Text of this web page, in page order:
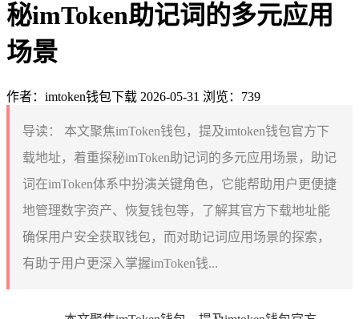
秘imToken助记词的多元应用
场景
作者：imtoken钱包下载 2026-05-31 浏览：739
导读：
本文聚焦imToken钱包，提及imtoken钱包官方下
载地址，着重探秘imToken助记词的多元应用场景，助记
词在imToken体系中扮演关键角色，它能帮助用户更便捷
地管理数字资产、恢复钱包等，了解其官方下载地址能
确保用户安全获取钱包，而对助记词应用场景的探索，
有助于用户更深入掌握imToken钱...